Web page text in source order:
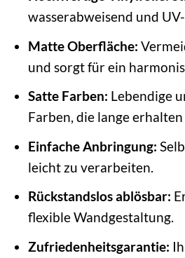
wasserabweisend und
Matte Oberfläche:
und sorgt für ein
Satte Farben: Lebendige
Farben, die lange
Einfache Anbringung:
leicht zu verarbeiten.
Rückstandslos ablösbar:
flexible Wandgestaltung.
Zufriedenheitsgarantie: